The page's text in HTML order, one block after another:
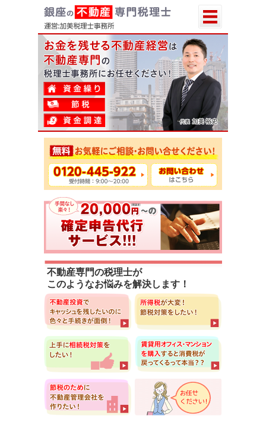
不動産専門の税理士が
このようなお悩みを解決します！